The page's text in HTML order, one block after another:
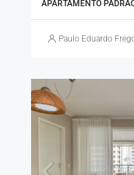
APARTAMENTO
Paulo Eduardo